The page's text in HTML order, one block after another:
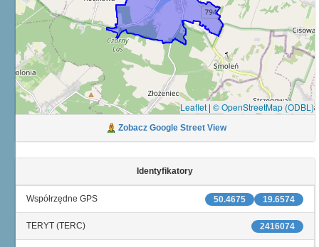
Leaflet | © OpenStreetMap (ODBL)
Zobacz Google Street View
Identyfikatory
19.6574
50.4675
Współrzędne GPS
2416074
TERYT (TERC)